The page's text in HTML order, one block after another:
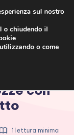
con
1 lettura minima
sul nostro
o chiudendo il
o come